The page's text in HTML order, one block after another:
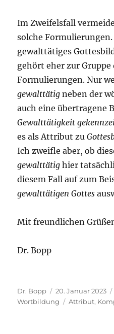
Im Zweifelsfall
solche
gewalttätiges
gehört eher zur
Formulierungen. Nur
gewalttätig neben der
auch eine übertragene
Gewalttätigkeit
es als Attribut zu
Ich zweifle aber, ob
gewalttätig hier
diesem Fall auf zum
gewalttätigen Gottes
Mit freundlichen
Dr. Bopp
Autor
Dr. Bopp
Veröffentlicht
am
20. Januar 2023
Wortbildung
Schlagwörter
Attribut,